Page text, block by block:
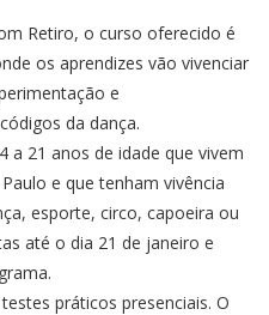
Retiro, o curso oferecido é
os aprendizes vão vivenciar
e
da dança.
a 21 anos de idade que vivem
e que tenham vivência
esporte, circo, capoeira ou
até o dia 21 de janeiro e
.
práticos presenciais. O